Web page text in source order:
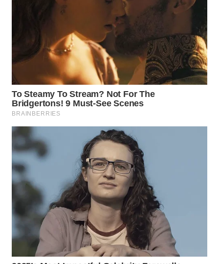
PAKPAK
WN
KARAWANG
WN
BOGOR
WN
DEPOK
WN
TAPANULI
UTARA
SAMOSIR